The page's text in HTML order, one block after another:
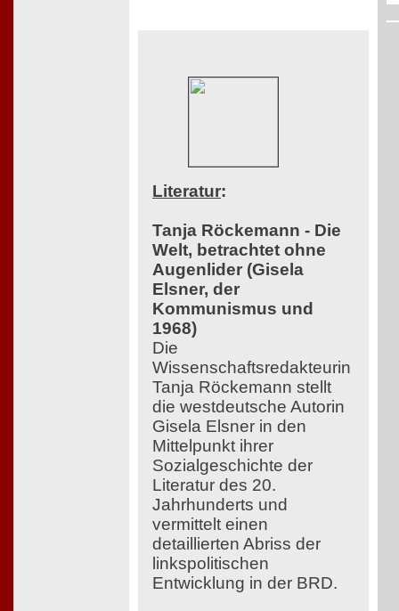
Literatur:
Tanja Röckemann - Die
Welt, betrachtet ohne
Augenlider (Gisela
Elsner, der
Kommunismus und
1968)
Die
Wissenschaftsredakteurin
Tanja Röckemann stellt
die westdeutsche Autorin
Gisela Elsner in den
Mittelpunkt ihrer
Sozialgeschichte der
Literatur des 20.
Jahrhunderts und
vermittelt einen
detaillierten Abriss der
linkspolitischen
Entwicklung in der BRD.